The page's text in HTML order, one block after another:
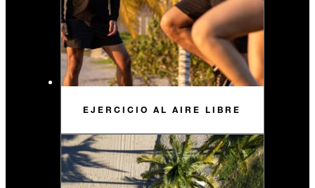
EJERCICIO AL AIRE LIBRE